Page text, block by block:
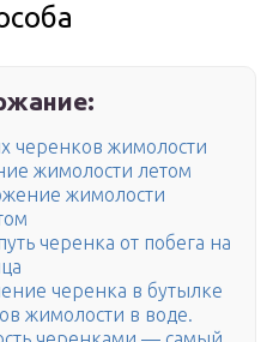
черенков жимолости
жимолости летом
жимолости
черенка от побега на
черенка в бутылке
жимолости в воде.